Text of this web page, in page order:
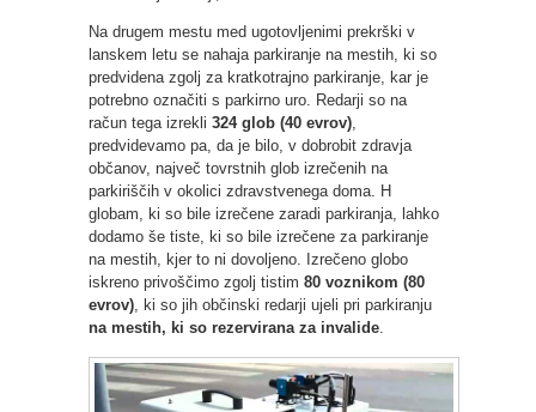
Na drugem mestu med ugotovljenimi prekrški v
lanskem letu se nahaja parkiranje na mestih, ki so
predvidena zgolj za kratkotrajno parkiranje, kar je
potrebno označiti s parkirno uro. Redarji so na
račun tega izrekli 324 glob (40 evrov),
predvidevamo pa, da je bilo, v dobrobit zdravja
občanov, največ tovrstnih glob izrečenih na
parkiriščih v okolici zdravstvenega doma. H
globam, ki so bile izrečene zaradi parkiranja, lahko
dodamo še tiste, ki so bile izrečene za parkiranje
na mestih, kjer to ni dovoljeno. Izrečeno globo
iskreno privoščimo zgolj tistim 80 voznikom (80
evrov), ki so jih občinski redarji ujeli pri parkiranju
na mestih, ki so rezervirana za invalide.